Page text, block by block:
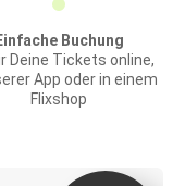
Buchung
Deine Tickets online,
App oder in einem
Flixshop